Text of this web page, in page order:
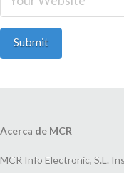
Acerca de MCR
MCR Info Electronic, S.L.